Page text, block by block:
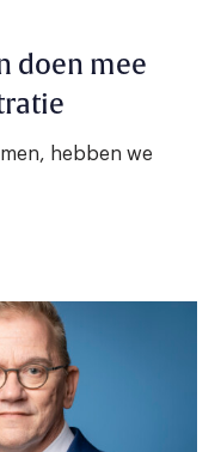
doen mee
hebben we